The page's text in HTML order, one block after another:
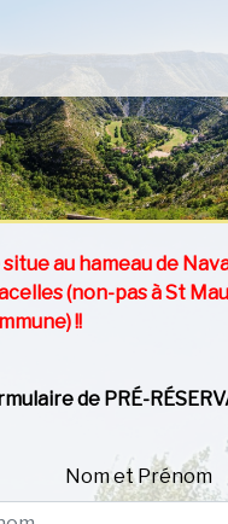
situe au hameau de
(non-pas à St
!!
de PRÉ-
Nom et Prénom